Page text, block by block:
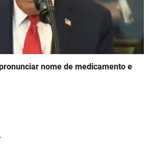
nome de medicamento e